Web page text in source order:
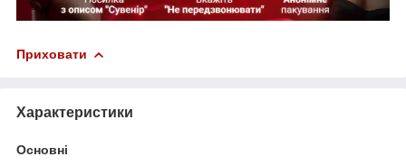
Приховати
Характеристики
Основні